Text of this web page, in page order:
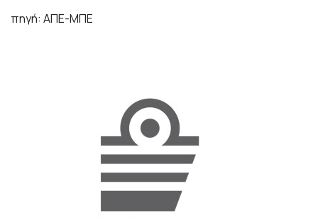
πηγή: ΑΠΕ-ΜΠΕ